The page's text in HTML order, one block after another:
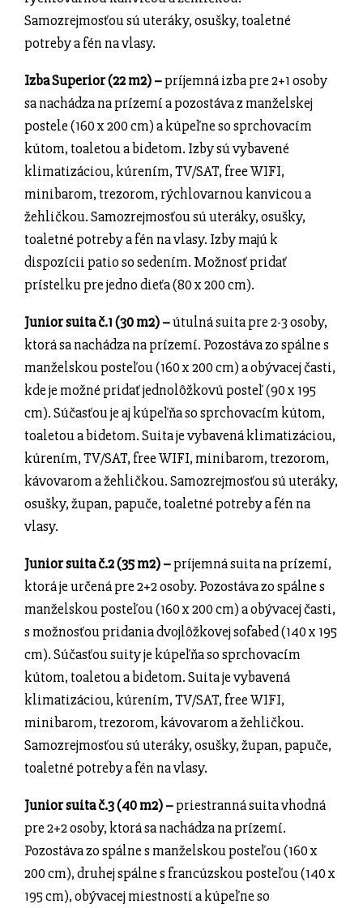
Samozrejmosťou sú uteráky, osušky, toaletné
potreby a fén na vlasy.
Izba Superior (22 m2) –príjemná izba pre 2+1 osoby
sa nachádza na prízemí a pozostáva z manželskej
postele (160 x 200 cm) a kúpeľne so sprchovacím
kútom, toaletou a bidetom. Izby sú vybavené
klimatizáciou, kúrením, TV/SAT, free WIFI,
minibarom, trezorom, rýchlovarnou kanvicou a
žehličkou. Samozrejmosťou sú uteráky, osušky,
toaletné potreby a fén na vlasy. Izby majú k
dispozícii patio so sedením. Možnosť pridať
prístelku pre jedno dieťa (80 x 200 cm).
Junior suita č.1 (30 m2) –útulná suita pre 2-3 osoby,
ktorá sa nachádza na prízemí. Pozostáva zo spálne s
manželskou posteľou (160 x 200 cm) a obývacej časti,
kde je možné pridať jednolôžkovú posteľ (90 x 195
cm). Súčasťou je aj kúpeľňa so sprchovacím kútom,
toaletou a bidetom. Suita je vybavená klimatizáciou,
kúrením, TV/SAT, free WIFI, minibarom, trezorom,
kávovarom a žehličkou. Samozrejmosťou sú uteráky,
osušky, župan, papuče, toaletné potreby a fén na
vlasy.
Junior suita č.2 (35 m2) –príjemná suita na prízemí,
ktorá je určená pre 2+2 osoby. Pozostáva zo spálne s
manželskou posteľou (160 x 200 cm) a obývacej časti,
s možnosťou pridania dvojlôžkovej sofabed (140 x 195
cm). Súčasťou suity je kúpeľňa so sprchovacím
kútom, toaletou a bidetom. Suita je vybavená
klimatizáciou, kúrením, TV/SAT, free WIFI,
minibarom, trezorom, kávovarom a žehličkou.
Samozrejmosťou sú uteráky, osušky, župan, papuče,
toaletné potreby a fén na vlasy.
Junior suita č.3 (40 m2) –priestranná suita vhodná
pre 2+2 osoby, ktorá sa nachádza na prízemí.
Pozostáva zo spálne s manželskou posteľou (160 x
200 cm), druhej spálne s francúzskou posteľou (140 x
195 cm), obývacej miestnosti a kúpeľne so